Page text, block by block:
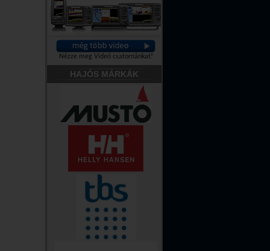
Nézze meg Videó csatornánkat!
HAJÓS MÁRKÁK